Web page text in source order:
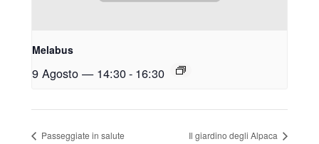
Melabus
9 Agosto — 14:30- 16:30
Passeggiate in salute Il giardino degli Alpaca